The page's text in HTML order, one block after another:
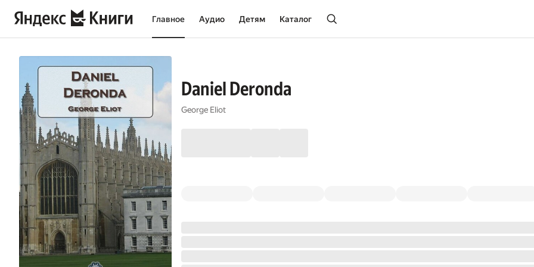
Главное Аудио Детям Каталог
Daniel Deronda
George Eliot